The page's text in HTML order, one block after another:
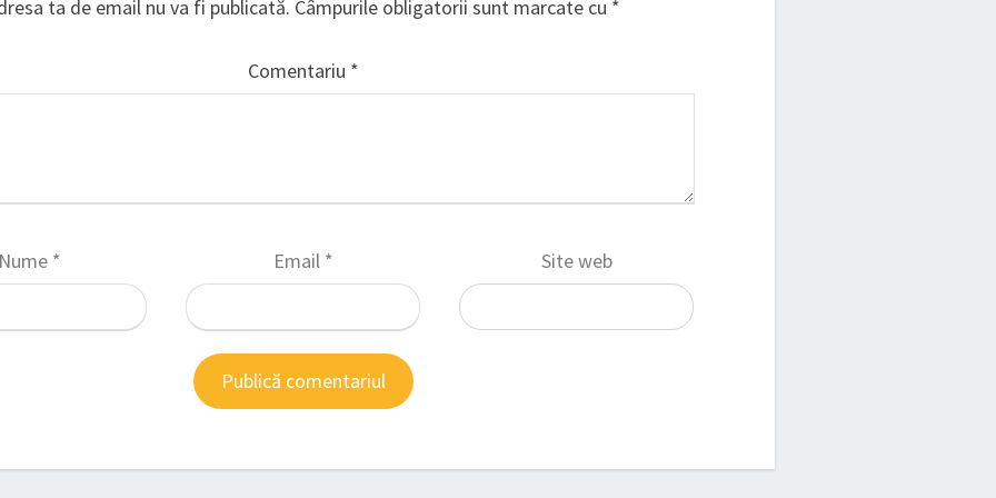
ta de email nu va fi publicată. Câmpurile obligatorii sunt marcate cu *
Comentariu *
* Email * Site web